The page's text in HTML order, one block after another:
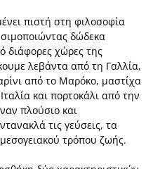
πιστή στη φιλοσοφία
δώδεκα
διάφορες χώρες της
λεβάντα από τη Γαλλία,
από το Μαρόκο, μαστίχα
και πορτοκάλι από την
πλούσιο και
τις γεύσεις, τα
τρόπου ζωής.